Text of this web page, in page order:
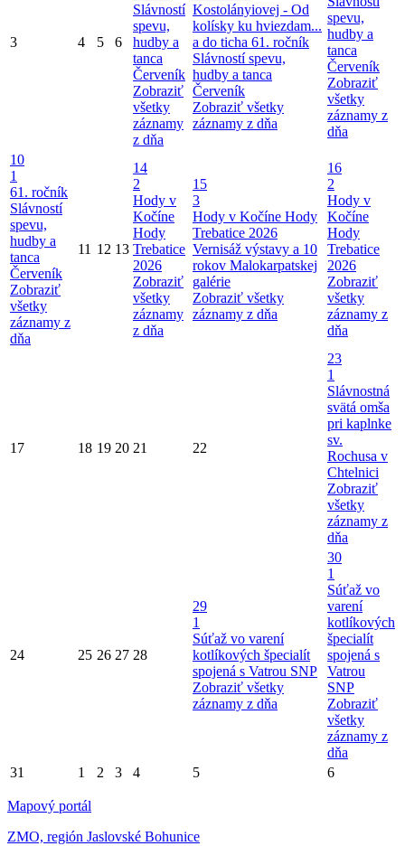
3 4 5 6
Slávností
spevu,
hudby a
tanca
Červeník
Zobraziť
všetky
záznamy
z dňa
Kostolányiovej - Od
kolísky ku hviezdam...
a do ticha 61. ročník
Slávností spevu,
hudby a tanca
Červeník
Zobraziť všetky
záznamy z dňa
spevu,
hudby a
tanca
Červeník
Zobraziť
všetky
záznamy z
dňa
10
1
61. ročník
Slávností
spevu,
hudby a
tanca
Červeník
Zobraziť
všetky
záznamy z
dňa
11 12 13
14
2
Hody v
Kočíne
Hody
Trebatice
2026
Zobraziť
všetky
záznamy
z dňa
15
3
Hody v Kočíne Hody
Trebatice 2026
Vernisáž výstavy a 10
rokov Malokarpatskej
galérie
Zobraziť všetky
záznamy z dňa
16
2
Hody v
Kočíne
Hody
Trebatice
2026
Zobraziť
všetky
záznamy z
dňa
17 18 19 20 21 22
23
1
Slávnostná
svätá omša
pri kaplnke
sv.
Rochusa v
Chtelnici
Zobraziť
všetky
záznamy z
dňa
24 25 26 27 28
29
1
Súťaž vo varení
kotlíkových špecialít
spojená s Vatrou SNP
Zobraziť všetky
záznamy z dňa
30
1
Súťaž vo
varení
kotlíkových
špecialít
spojená s
Vatrou
SNP
Zobraziť
všetky
záznamy z
dňa
31
1 2 3 4 5 6
Mapový portál
ZMO, región Jaslovské Bohunice